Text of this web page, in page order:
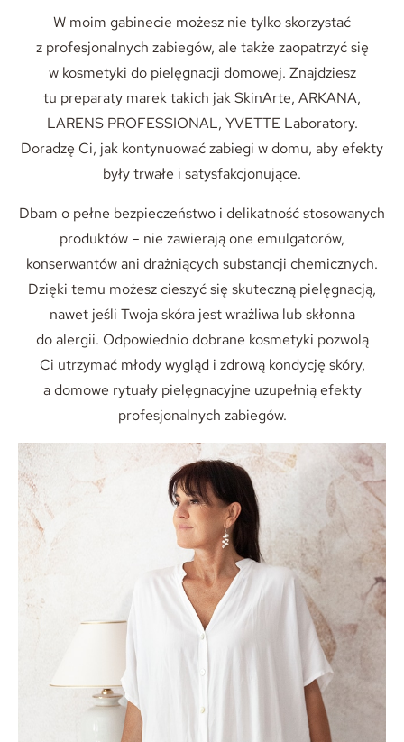
W moim gabinecie możesz nie tylko skorzystać
z profesjonalnych zabiegów, ale także zaopatrzyć się
w kosmetyki do pielęgnacji domowej. Znajdziesz
tu preparaty marek takich jak SkinArte, ARKANA,
LARENS PROFESSIONAL, YVETTE Laboratory.
Doradzę Ci, jak kontynuować zabiegi w domu, aby efekty
były trwałe i satysfakcjonujące.
Dbam o pełne bezpieczeństwo i delikatność stosowanych
produktów – nie zawierają one emulgatorów,
konserwantów ani drażniących substancji chemicznych.
Dzięki temu możesz cieszyć się skuteczną pielęgnacją,
nawet jeśli Twoja skóra jest wrażliwa lub skłonna
do alergii. Odpowiednio dobrane kosmetyki pozwolą
Ci utrzymać młody wygląd i zdrową kondycję skóry,
a domowe rytuały pielęgnacyjne uzupełnią efekty
profesjonalnych zabiegów.